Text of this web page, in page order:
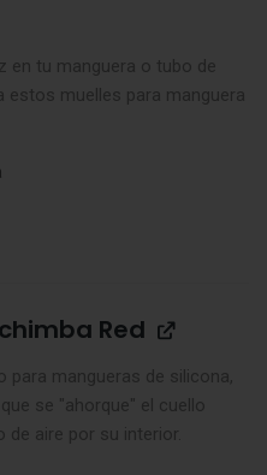
en tu manguera o tubo de
estos muelles para manguera
Red
para mangueras de silicona,
se "ahorque" el cuello
de aire por su interior.